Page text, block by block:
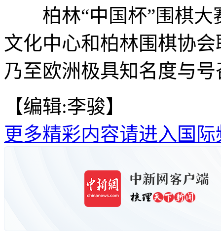
柏林“中国杯”围棋大
文化中心和柏林围棋协
乃至欧洲极具知名度与
【编辑:李骏】
更多精彩内容请进入国际